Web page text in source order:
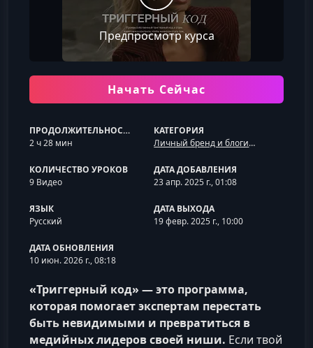
Предпросмотр курса
Начать Сейчас
ПРОДОЛЖИТЕЛЬНОСТЬ
2 ч 28 мин
КАТЕГОРИЯ
Личный бренд и блогинг
КОЛИЧЕСТВО УРОКОВ
9 Видео
ДАТА ДОБАВЛЕНИЯ
23 апр. 2025 г., 01:08
ЯЗЫК
Русский
ДАТА ВЫХОДА
19 февр. 2025 г., 10:00
ДАТА ОБНОВЛЕНИЯ
10 июн. 2026 г., 08:18
«Триггерный код» — это программа,
которая помогает экспертам перестать
быть невидимыми и превратиться в
медийных лидеров своей ниши. Если твой